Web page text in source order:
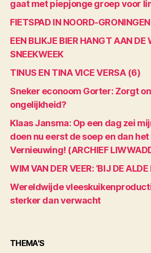
gaat met piepjonge groep voor
FIETSPAD IN NOORD-GRONINGEN
EEN BLIKJE BIER HANGT AAN DE
SNEEKWEEK
TINUS EN TINA VICE VERSA (6)
Sneker econoom Gorter: Zorgt
ongelijkheid?
Klaas Jansma: Op een dag zei
doen nu eerst de soep en dan
Vernieuwing! (ARCHIEF
WIM VAN DER VEER: ‘BIJ DE ALDE
Wereldwijde
sterker dan verwacht
THEMA'S